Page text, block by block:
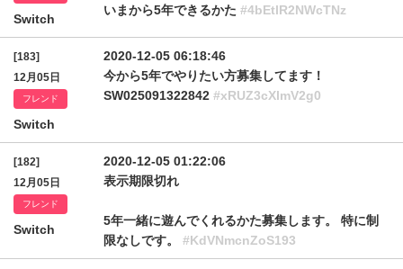
Switch
いまから5年できるかた #4bEtlR2NWcTNz
[183]
12月05日
フレンド
Switch
2020-12-05 06:18:46
今から5年でやりたい方募集してます！
SW025091322842 #xRUZ3cXlmV2g0
[182]
12月05日
フレンド
Switch
2020-12-05 01:22:06
表示期限切れ
5年一緒に遊んでくれるかた募集します。 特に制
限なしです。 #KdVNmcnZoS193